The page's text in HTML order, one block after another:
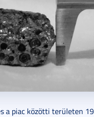
a piac közötti területen